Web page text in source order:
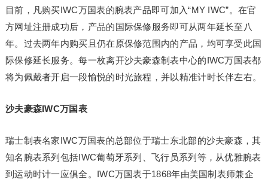
目前，凡购买IWC万国表的腕表产品即可加入“MY IWC”。在官
方网址注册成功后，产品的国际保修服务即可从两年延长至八
年。过去两年内购买且仍在原保修范围内的产品，均可享受此国
际保修延长服务。每一枚离开沙夫豪森制表中心的IWC万国表都
将为佩戴者开启一段愉悦的时光旅程，并以精准计时长伴左右。
沙夫豪森IWC万国表
瑞士制表名家IWC万国表的总部位于瑞士东北部的沙夫豪森，其
知名腕表系列包括IWC葡萄牙系列、飞行员系列等，从优雅腕表
到运动时计一应俱全。IWC万国表于1868年由美国制表师兼企